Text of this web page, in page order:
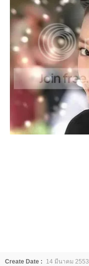
Create Date :
14 มีนาคม 2553